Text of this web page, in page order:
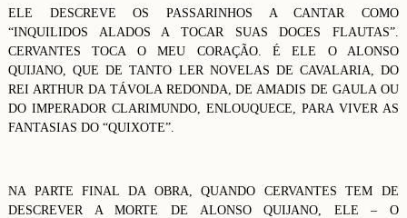
ELE DESCREVE OS PASSARINHOS A CANTAR COMO
“INQUILIDOS ALADOS A TOCAR SUAS DOCES FLAUTAS”.
CERVANTES TOCA O MEU CORAÇÃO. É ELE O ALONSO
QUIJANO, QUE DE TANTO LER NOVELAS DE CAVALARIA, DO
REI ARTHUR DA TÁVOLA REDONDA, DE AMADIS DE GAULA OU
DO IMPERADOR CLARIMUNDO, ENLOUQUECE, PARA VIVER AS
FANTASIAS DO “QUIXOTE”.
NA PARTE FINAL DA OBRA, QUANDO CERVANTES TEM DE
DESCREVER A MORTE DE ALONSO QUIJANO, ELE – O